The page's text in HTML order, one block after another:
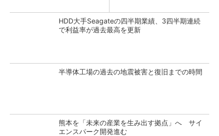
HDD大手Seagateの四半期業績、3四半期連続
で利益率が過去最高を更新
半導体工場の過去の地震被害と復旧までの時間
熊本を「未来の産業を生み出す拠点」へ サイ
エンスパーク開発進む